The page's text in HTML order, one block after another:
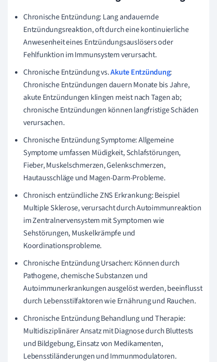
Chronische Entzündung: Lang andauernde
Entzündungsreaktion, oft durch eine kontinuierliche
Anwesenheit eines Entzündungsauslösers oder
Fehlfunktion im Immunsystem verursacht.
Chronische Entzündung vs.Akute Entzündung:
Chronische Entzündungen dauern Monate bis Jahre,
akute Entzündungen klingen meist nach Tagen ab;
chronische Entzündungen können langfristige Schäden
verursachen.
Chronische Entzündung Symptome: Allgemeine
Symptome umfassen Müdigkeit, Schlafstörungen,
Fieber, Muskelschmerzen, Gelenkschmerzen,
Hautausschläge und Magen-Darm-Probleme.
Chronisch entzündliche ZNS Erkrankung: Beispiel
Multiple Sklerose, verursacht durch Autoimmunreaktion
im Zentralnervensystem mit Symptomen wie
Sehstörungen, Muskelkrämpfe und
Koordinationsprobleme.
Chronische Entzündung Ursachen: Können durch
Pathogene, chemische Substanzen und
Autoimmunerkrankungen ausgelöst werden, beeinflusst
durch Lebensstilfaktoren wie Ernährung und Rauchen.
Chronische Entzündung Behandlung und Therapie:
Multidisziplinärer Ansatz mit Diagnose durch Bluttests
und Bildgebung, Einsatz von Medikamenten,
Lebensstiländerungen und Immunmodulatoren.